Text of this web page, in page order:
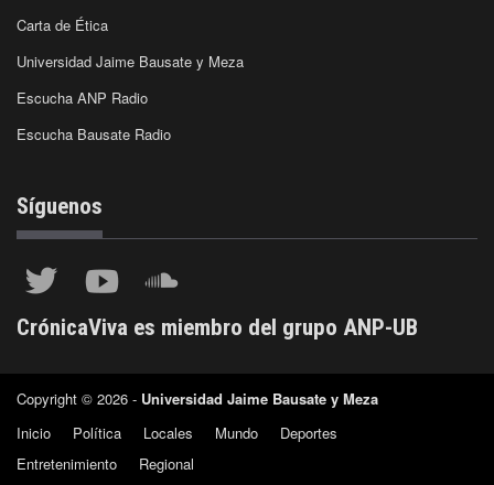
Carta de Ética
Universidad Jaime Bausate y Meza
Escucha ANP Radio
Escucha Bausate Radio
Síguenos
CrónicaViva es miembro del grupo ANP-UB
Copyright © 2026 - Universidad Jaime Bausate y Meza
Inicio
Política Locales Mundo
Deportes
Entretenimiento
Regional